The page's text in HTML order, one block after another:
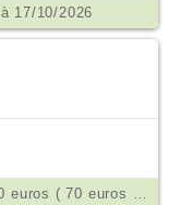
à 17/10/2026
Prix: 100 euros ( 70 euros si difficultés) €